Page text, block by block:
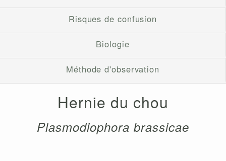
Risques de confusion
Biologie
Méthode d'observation
Hernie du chou
Plasmodiophora brassicae